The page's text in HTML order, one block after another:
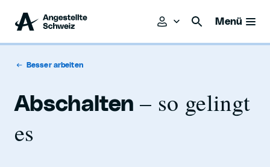
Menü
Besser arbeiten
Abschalten – so gelingt
es